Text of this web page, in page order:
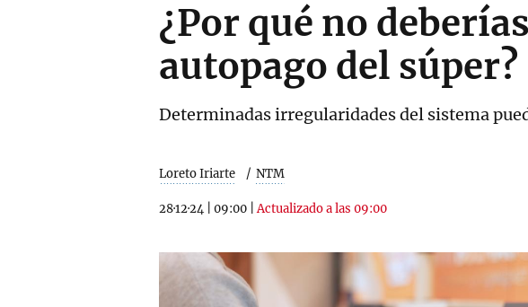
¿Por qué no
autopago del súper?
Determinadas irregularidades del sistema
Loreto Iriarte NTM
28·12·24 09:00 |Actualizado a las 09:00